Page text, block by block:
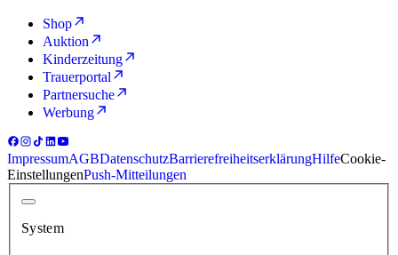
Shop
Auktion
Kinderzeitung
Trauerportal
Partnersuche
Werbung
ImpressumAGBDatenschutzBarrierefreiheitserklärungHilfeCookie-
EinstellungenPush-Mitteilungen
System